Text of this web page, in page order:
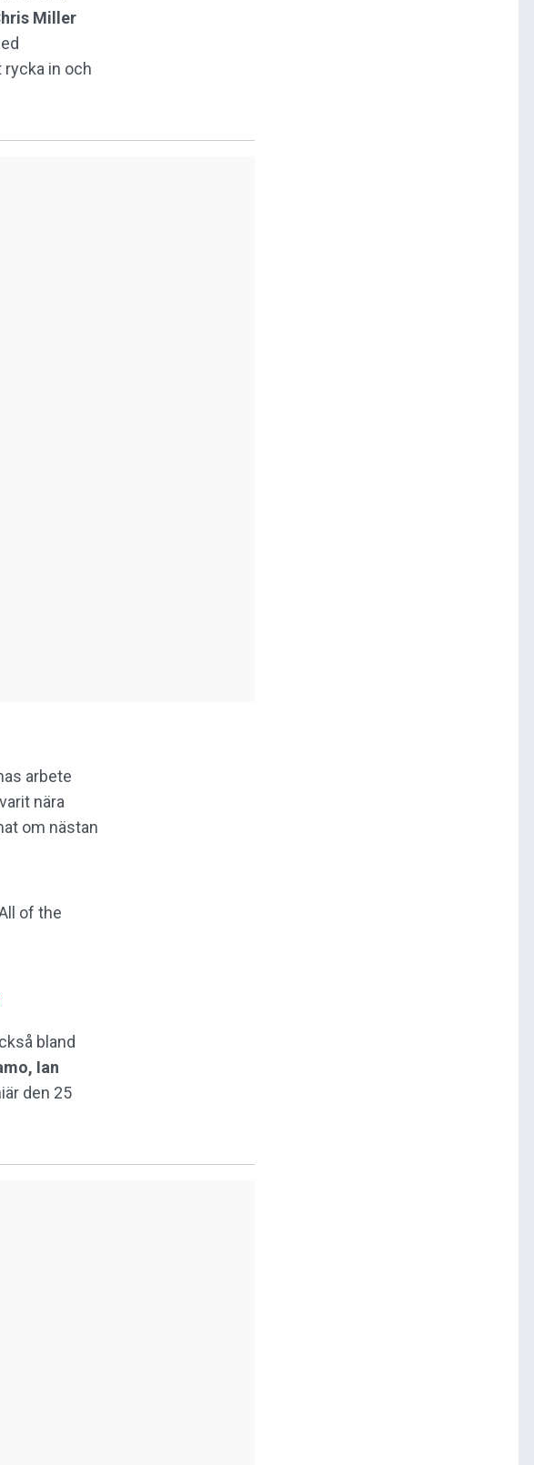
Miller
rycka in och
arbete
nära
om nästan
of the
bland
Ian
den 25